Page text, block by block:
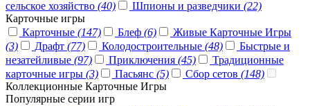
сельское хозяйство (40) Шпионы и разведчики (22)
Карточные игры
Карточные (147) Блеф (6)
Живые Карточные Игры
(3)
Драфт (77) Колодостроительные (48)
Быстрые и
незатейливые (97) Приключения (45)
Традиционные
карточные игры (3) Пасьянс (5) Сбор сетов (148)
Коллекционные Карточные Игры
Популярные серии игр